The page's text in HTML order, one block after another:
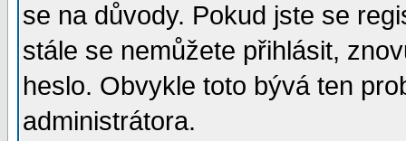
se na důvody. Pokud jste se
stále se nemůžete přihlásit,
heslo. Obvykle toto bývá ten
administrátora.